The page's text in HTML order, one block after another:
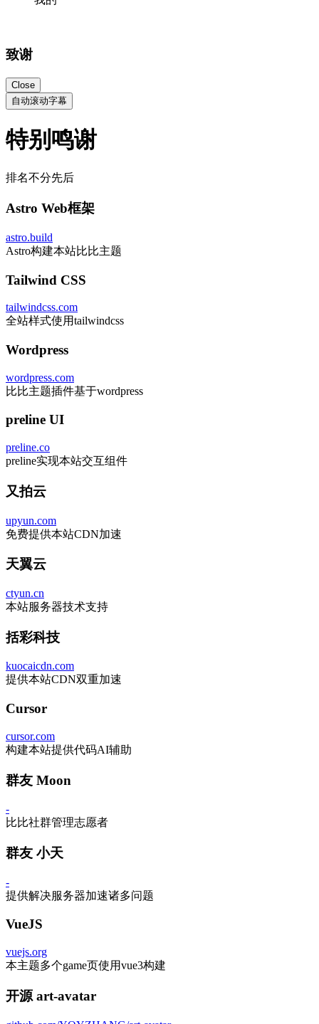
致谢
Close
自动滚动字幕
特别鸣谢
排名不分先后
Astro Web框架
astro.build
Astro构建本站比比主题
Tailwind CSS
tailwindcss.com
全站样式使用tailwindcss
Wordpress
wordpress.com
比比主题插件基于wordpress
preline UI
preline.co
preline实现本站交互组件
又拍云
upyun.com
免费提供本站CDN加速
天翼云
ctyun.cn
本站服务器技术支持
括彩科技
kuocaicdn.com
提供本站CDN双重加速
Cursor
cursor.com
构建本站提供代码AI辅助
群友 Moon
-
比比社群管理志愿者
群友 小天
-
提供解决服务器加速诸多问题
VueJS
vuejs.org
本主题多个game页使用vue3构建
开源 art-avatar